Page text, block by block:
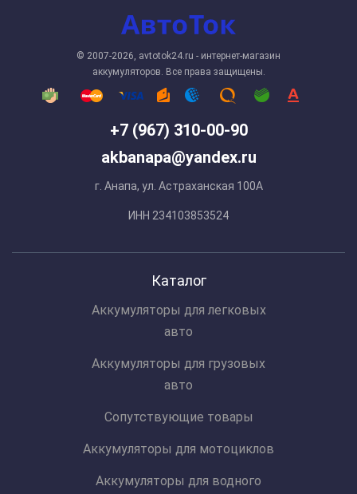
+7 (967) 310-00-90
akbanapa@yandex.ru
г. Анапа, ул. Астраханская 100А
ИНН 234103853524
© 2007-2026, avtotok24.ru - интернет-магазин
аккумуляторов. Все права защищены.
Каталог
Аккумуляторы для легковых
авто
Аккумуляторы для грузовых
авто
Сопутствующие товары
Аккумуляторы для мотоциклов
Аккумуляторы для водного